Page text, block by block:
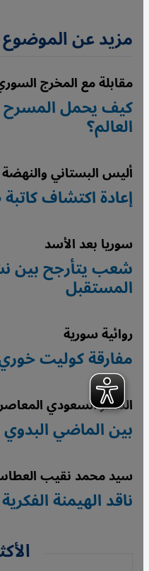
مزيد عن الموضوع
مقابلة مع المخرج
كيف يحمل المسرح
العالم؟
أليس البستاني والنهضة
إعادة اكتشاف
سوريا بعد الأسد
شعب يتأرجح بين
المستقبل
روائية سورية
مفارقة كوليت
الشعر السعودي
بين الماضي
سيد محمد نقيب
ناقد الهيمنة